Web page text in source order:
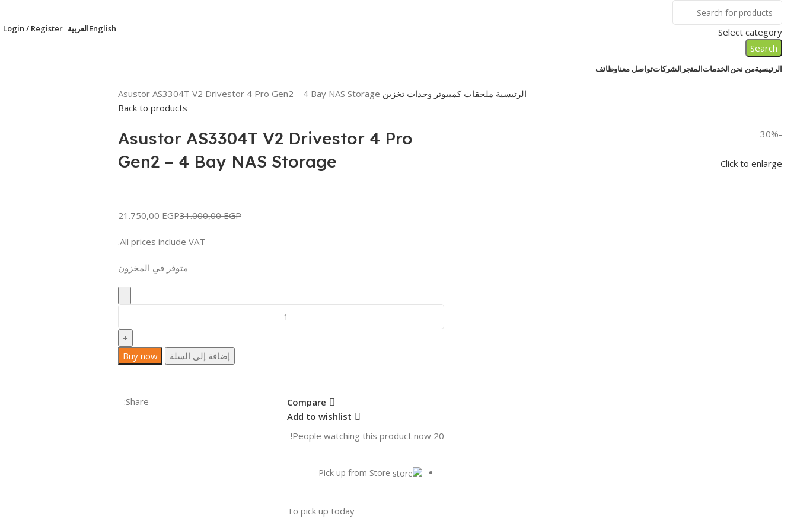
Select category
Search
Englishالعربية Login / Register
الرئيسيةمن نحنالخدماتالمتجر الشركاتتواصل معناوظائف
الرئيسية ملحقات كمبيوتر وحدات تخزين Asustor AS3304T V2 Drivestor 4 Pro Gen2 – 4 Bay NAS Storage
EGP
Back to products
EGP
-30%
Click to enlarge
Asustor AS3304T V2 Drivestor 4 Pro
Gen2 – 4 Bay NAS Storage
31.000,00EGP
21.750,00 EGP
All prices include VAT.
متوفر في المخزون
إضافة إلى السلة Buy now
Compare
Add to wishlist
Share:
20
People watching this product now!
Pick up from Store
To pick up today